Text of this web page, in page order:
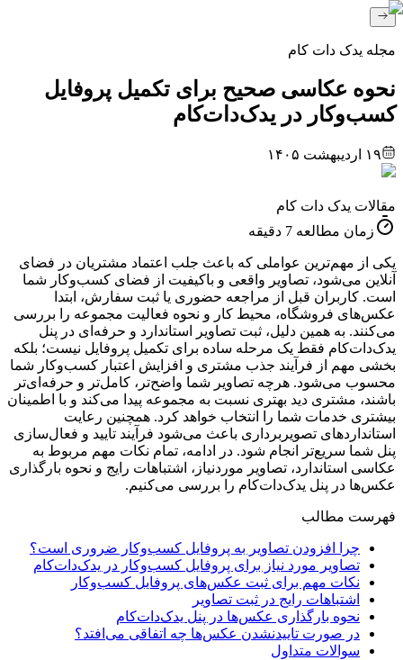
مجله یدک دات کام
نحوه عکاسی صحیح برای تکمیل پروفایل
کسب‌وکار در یدک‌دات‌کام
۱۹ اردیبهشت ۱۴۰۵
مقالات یدک دات کام
زمان مطالعه 7 دقیقه
یکی از مهم‌ترین عواملی که باعث جلب اعتماد مشتریان در فضای
آنلاین می‌شود، تصاویر واقعی و باکیفیت از فضای کسب‌وکار شما
است. کاربران قبل از مراجعه حضوری یا ثبت سفارش، ابتدا
عکس‌های فروشگاه، محیط کار و نحوه فعالیت مجموعه را بررسی
می‌کنند. به همین دلیل، ثبت تصاویر استاندارد و حرفه‌ای در پنل
یدک‌دات‌کام فقط یک مرحله ساده برای تکمیل پروفایل نیست؛ بلکه
بخشی مهم از فرآیند جذب مشتری و افزایش اعتبار کسب‌وکار شما
محسوب می‌شود. هرچه تصاویر شما واضح‌تر، کامل‌تر و حرفه‌ای‌تر
باشند، مشتری دید بهتری نسبت به مجموعه پیدا می‌کند و با اطمینان
بیشتری خدمات شما را انتخاب خواهد کرد. همچنین رعایت
استانداردهای تصویربرداری باعث می‌شود فرآیند تایید و فعال‌سازی
پنل شما سریع‌تر انجام شود. در ادامه، تمام نکات مهم مربوط به
عکاسی استاندارد، تصاویر موردنیاز، اشتباهات رایج و نحوه بارگذاری
عکس‌ها در پنل یدک‌دات‌کام را بررسی می‌کنیم.
فهرست مطالب
چرا افزودن تصاویر به پروفایل کسب‌وکار ضروری است؟
تصاویر مورد نیاز برای پروفایل کسب‌وکار در یدک‌دات‌کام
نکات مهم برای ثبت عکس‌های پروفایل کسب‌وکار
اشتباهات رایج در ثبت تصاویر
نحوه بارگذاری عکس‌ها در پنل یدک‌دات‌کام
در صورت تاییدنشدن عکس‌ها چه اتفاقی می‌افتد؟
سوالات متداول